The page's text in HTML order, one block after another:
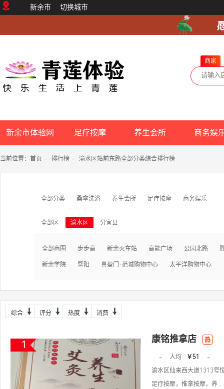
新余市 切换城市
商家
新余市体验网 足疗按摩 养生会所 商务娱
当前位置： 首页 - 排行榜 - 渝水区站前东路全部分类综合排行榜
全部分类 桑拿洗浴 养生会所 足疗按摩 商务娱乐
全部区 渝水区 分宜县
全部商圈 步步高 新余火车站 高能广场 公园北路
新余学院 暨阳 喜盈门·范城购物中心 太平洋购物中心
综合 评分 热度 消费
1
康铭推拿店 热
- 人均 ￥51
-
渝水区仙来西大道1313号
足疗按摩，推拿按摩，养...